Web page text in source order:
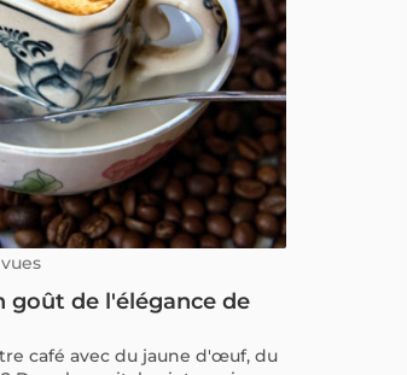
vues
goût de l'élégance de
café avec du jaune d'œuf, du